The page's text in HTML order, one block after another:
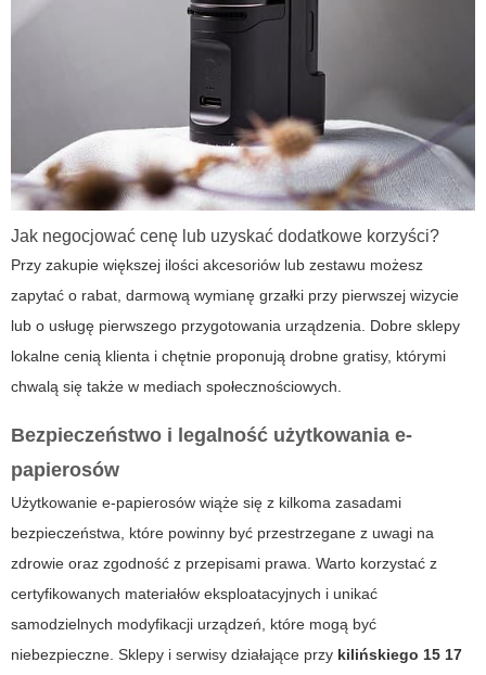
Jak negocjować cenę lub uzyskać dodatkowe korzyści?
Przy zakupie większej ilości akcesoriów lub zestawu możesz
zapytać o rabat, darmową wymianę grzałki przy pierwszej wizycie
lub o usługę pierwszego przygotowania urządzenia. Dobre sklepy
lokalne cenią klienta i chętnie proponują drobne gratisy, którymi
chwalą się także w mediach społecznościowych.
Bezpieczeństwo i legalność użytkowania e-
papierosów
Użytkowanie e-papierosów wiąże się z kilkoma zasadami
bezpieczeństwa, które powinny być przestrzegane z uwagi na
zdrowie oraz zgodność z przepisami prawa. Warto korzystać z
certyfikowanych materiałów eksploatacyjnych i unikać
samodzielnych modyfikacji urządzeń, które mogą być
niebezpieczne. Sklepy i serwisy działające przy kilińskiego 15 17